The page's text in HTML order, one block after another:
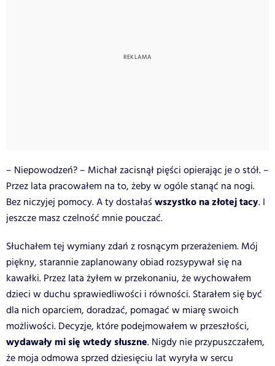
– Niepowodzeń? – Michał zacisnął pięści opierając je o stół. –
Przez lata pracowałem na to, żeby w ogóle stanąć na nogi.
Bez niczyjej pomocy. A ty dostałaś wszystko na złotej tacy. I
jeszcze masz czelność mnie pouczać.
Słuchałem tej wymiany zdań z rosnącym przerażeniem. Mój
piękny, starannie zaplanowany obiad rozsypywał się na
kawałki. Przez lata żyłem w przekonaniu, że wychowałem
dzieci w duchu sprawiedliwości i równości. Starałem się być
dla nich oparciem, doradzać, pomagać w miarę swoich
możliwości. Decyzje, które podejmowałem w przeszłości,
wydawały mi się wtedy słuszne. Nigdy nie przypuszczałem,
że moja odmowa sprzed dziesięciu lat wyryła w sercu